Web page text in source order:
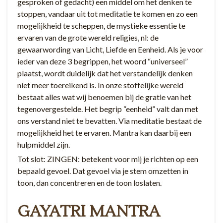
stoppen, vandaar uit tot meditatie te komen en zo een
mogelijkheid te scheppen, de mystieke essentie te
ervaren van de grote wereld religies, nl: de
gewaarwording van Licht, Liefde en Eenheid. Als je voor
ieder van deze 3 begrippen, het woord “universeel”
plaatst, wordt duidelijk dat het verstandelijk denken
niet meer toereikend is. In onze stoffelijke wereld
bestaat alles wat wij benoemen bij de gratie van het
tegenovergestelde. Het begrip “eenheid” valt dan met
ons verstand niet te bevatten. Via meditatie bestaat de
mogelijkheid het te ervaren. Mantra kan daarbij een
hulpmiddel zijn.
Tot slot: ZINGEN: betekent voor mij je richten op een
bepaald gevoel. Dat gevoel via je stem omzetten in
toon, dan concentreren en de toon loslaten.
GAYATRI MANTRA